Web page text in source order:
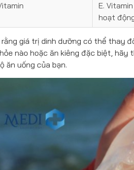
E.
hoạt
giá trị dinh dưỡng có thể thay
nào hoặc ăn kiêng đặc biệt, hãy
ăn uống của bạn.